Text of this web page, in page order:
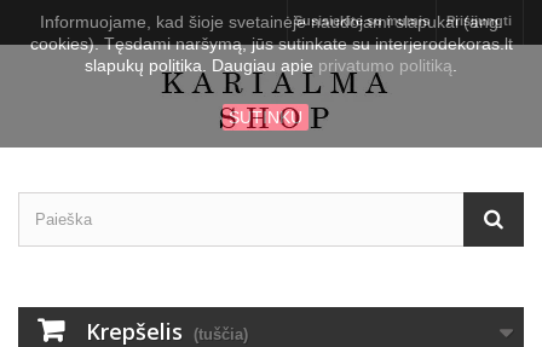
Prisijungti
Susisiekite su mumis
Krepšelis (tuščia)
Informuojame, kad šioje svetainėje naudojami slapukai (ang.
cookies). Tęsdami naršymą, jūs sutinkate su interjerodekoras.lt
slapukų politika. Daugiau apie privatumo politiką
SUTINKU